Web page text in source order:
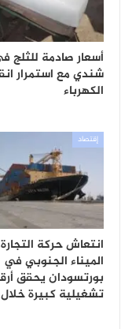
أسعار صادمة للثلج
شندي مع استمرار
الكهرباء
إقتصاد
انتعاش حركة
الميناء الجنوبي في
بورتسودان يحقق
تشغيلية كبيرة